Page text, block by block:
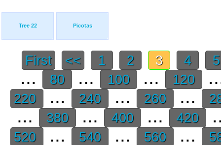
Tree 22 Picotas
First << 1 2 3 4
... 80 ... 100 ... 120
220 ... 240 ... 260 ...
... 380 ... 400 ... 420
520 ... 540 ... 560 ...